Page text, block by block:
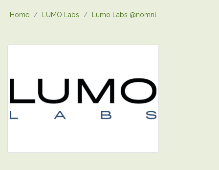
Home / LUMO Labs / Lumo Labs @nomnl